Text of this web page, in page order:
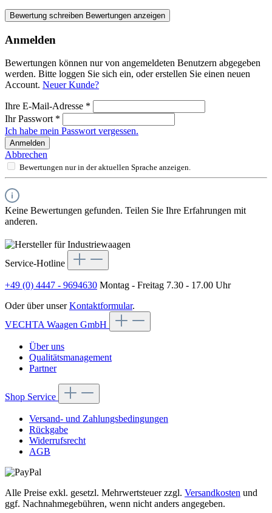
Bewertung schreiben Bewertungen anzeigen
Anmelden
Bewertungen können nur von angemeldeten Benutzern abgegeben
werden. Bitte loggen Sie sich ein, oder erstellen Sie einen neuen
Account. Neuer Kunde?
Ihre E-Mail-Adresse *
Ihr Passwort *
Ich habe mein Passwort vergessen.
Anmelden
Abbrechen
Bewertungen nur in der aktuellen Sprache anzeigen.
Keine Bewertungen gefunden. Teilen Sie Ihre Erfahrungen mit
anderen.
Service-Hotline
+49 (0) 4447 - 9694630 Montag - Freitag 7.30 - 17.00 Uhr
Oder über unserKontaktformular.
VECHTA Waagen GmbH
Über uns
Qualitätsmanagement
Partner
Shop Service
Versand- und Zahlungsbedingungen
Rückgabe
Widerrufsrecht
AGB
Alle Preise exkl. gesetzl. Mehrwertsteuer zzgl. Versandkosten und
ggf. Nachnahmegebühren, wenn nicht anders angegeben.